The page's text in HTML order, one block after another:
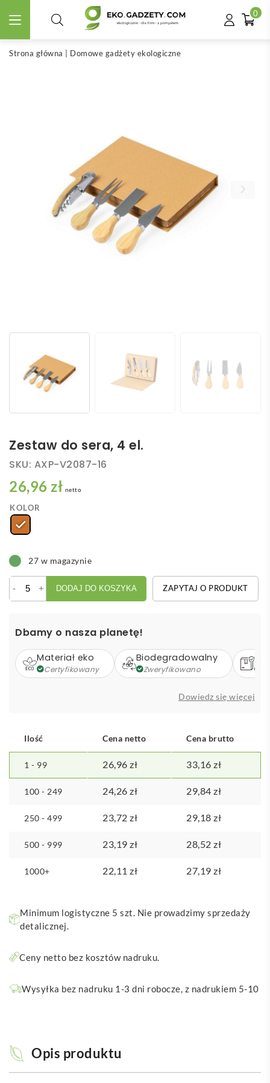
0
Strona główna Domowe gadżety ekologiczne
Zestaw do sera, 4 el.
SKU: AXP-V2087-16
26,96 zł netto
KOLOR
27 w magazynie
-
ilość
+ DODAJ DO KOSZYKA ZAPYTAJ O PRODUKT
Dbamy o nasza planetę!
Materiał eko
Certyfikowany
Biodegradowalny
Zweryfikowano
Dowiedz się więcej
Ilość Cena netto Cena brutto
1 - 99 26,96 zł 33,16 zł
100 - 249 24,26 zł 29,84 zł
250 - 499 23,72 zł 29,18 zł
500 - 999 23,19 zł 28,52 zł
1000+ 22,11 zł 27,19 zł
Minimum logistyczne 5 szt. Nie prowadzimy sprzedaży
detalicznej.
Ceny netto bez kosztów nadruku.
Wysyłka bez nadruku 1-3 dni robocze, z nadrukiem 5-10
Opis produktu